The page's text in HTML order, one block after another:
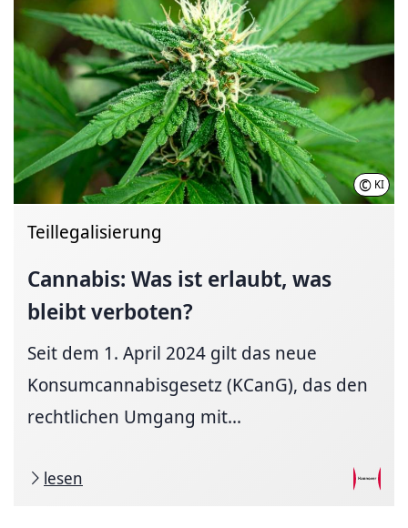
© KI
Teillegalisierung
Cannabis: Was ist erlaubt, was
bleibt verboten?
Seit dem 1. April 2024 gilt das neue
Konsumcannabisgesetz (KCanG), das den
rechtlichen Umgang mit...
lesen